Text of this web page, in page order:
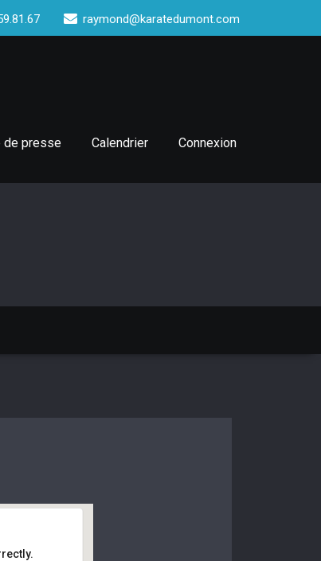
raymond@karatedumont.com
de presse Calendrier Connexion